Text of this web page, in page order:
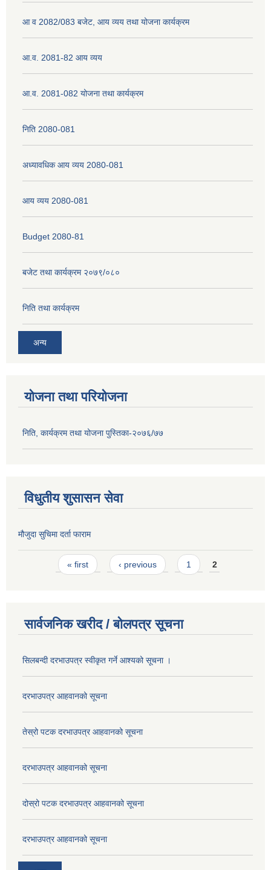
आ व 2082/083 बजेट, आय व्यय तथा योजना कार्यक्रम
आ.व. 2081-82 आय व्यय
आ.व. 2081-082 योजना तथा कार्यक्रम
निति 2080-081
अध्यावधिक आय व्यय 2080-081
आय व्यय 2080-081
Budget 2080-81
बजेट तथा कार्यक्रम २०७९/०८०
निति तथा कार्यक्रम
अन्य
योजना तथा परियोजना
निति, कार्यक्रम तथा योजना पुस्तिका-२०७६/७७
विधुतीय शुसासन सेवा
मौजुदा सुचिमा दर्ता फाराम
Pages« first ‹ previous 1 2
सार्वजनिक खरीद / बोलपत्र सूचना
सिलबन्दी दरभाउपत्र स्वीकृत गर्ने आश्यको सूचना ।
दरभाउपत्र आहवानको सूचना
तेस्रो पटक दरभाउपत्र आहवानको सूचना
दरभाउपत्र आहवानको सूचना
दोस्रो पटक दरभाउपत्र आहवानको सूचना
दरभाउपत्र आहवानको सूचना